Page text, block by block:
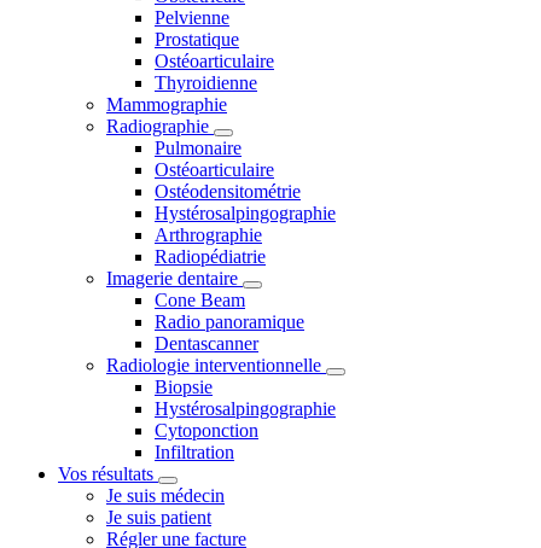
Pelvienne
Prostatique
Ostéoarticulaire
Thyroidienne
Mammographie
Radiographie
Pulmonaire
Ostéoarticulaire
Ostéodensitométrie
Hystérosalpingographie
Arthrographie
Radiopédiatrie
Imagerie dentaire
Cone Beam
Radio panoramique
Dentascanner
Radiologie interventionnelle
Biopsie
Hystérosalpingographie
Cytoponction
Infiltration
Vos résultats
Je suis médecin
Je suis patient
Régler une facture